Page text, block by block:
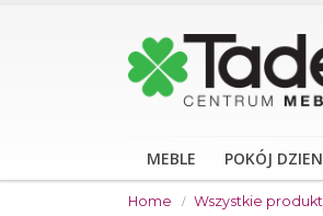
MEBLE POKÓJ
Home Wszystkie